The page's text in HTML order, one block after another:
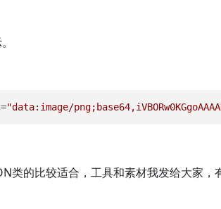
"data:image/
类的比较适合，工具和素材我发给大家，